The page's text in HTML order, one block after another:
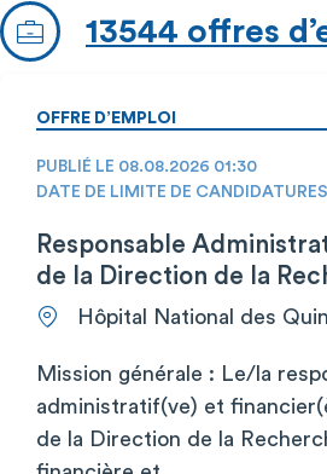
13544 offres
OFFRE D’EMPLOI
PUBLIÉ LE 08.08.2026 01:30
DATE DE LIMITE DE
Responsable
de la Direction de la
Hôpital National des
Mission générale : Le/la
administratif(ve) et
de la Direction de la